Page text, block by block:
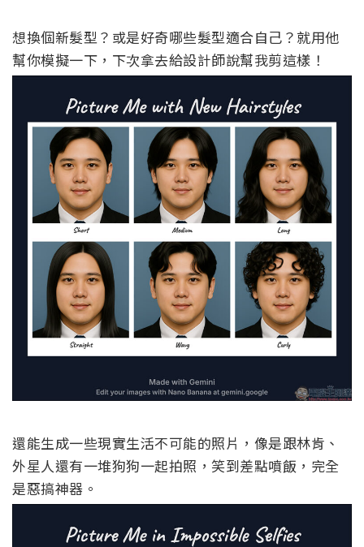
想換個新髮型？或是好奇哪些髮型適合自己？就用他
幫你模擬一下，下次拿去給設計師說幫我剪這樣！
還能生成一些現實生活不可能的照片，像是跟林肯、
外星人還有一堆狗狗一起拍照，笑到差點噴飯，完全
是惡搞神器。